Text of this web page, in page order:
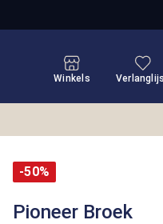
Winkels
Je
-50%
Pioneer Broek